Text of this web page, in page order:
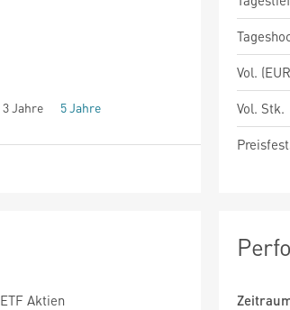
3 Jahre 5 Jahre
Vol.
Vol. Stk.
ETF Aktien